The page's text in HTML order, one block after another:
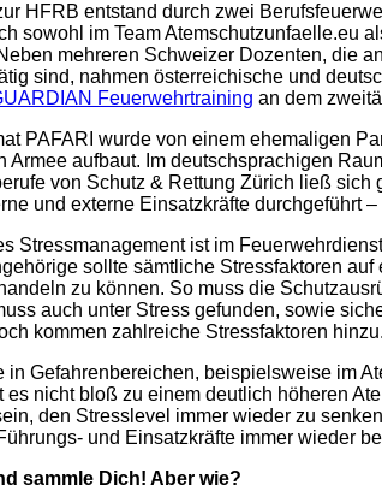
HFRB entstand durch zwei
sowohl im Team Atemschutzunfaelle.eu
mehreren Schweizer Dozenten, die
sind, nahmen österreichische und
Feuerwehrtraining an dem
PAFARI wurde von einem ehemaligen
Armee aufbaut. Im deutschsprachigen
von Schutz & Rettung Zürich ließ
und externe Einsatzkräfte durchgeführt
Stressmanagement ist im
sollte sämtliche Stressfaktoren
zu können. So muss die
auch unter Stress gefunden, sowie
kommen zahlreiche Stressfaktoren
in Gefahrenbereichen, beispielsweise im
es nicht bloß zu einem deutlich höheren
den Stresslevel immer wieder zu
und Einsatzkräfte immer wieder
sammle Dich! Aber wie?